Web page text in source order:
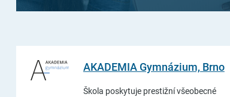
AKADEMIA Gymnázium, Brno
Škola poskytuje prestižní všeobecné